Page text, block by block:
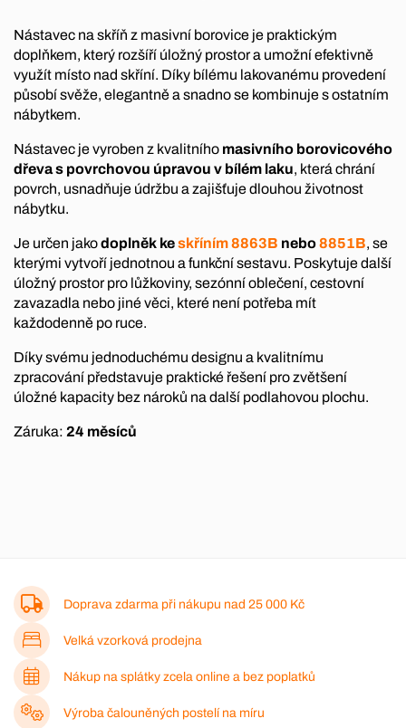
Nástavec na skříň z masivní borovice je praktickým
doplňkem, který rozšíří úložný prostor a umožní efektivně
využít místo nad skříní. Díky bílému lakovanému provedení
působí svěže, elegantně a snadno se kombinuje s ostatním
nábytkem.
Nástavec je vyroben z kvalitního masivního borovicového
dřeva s povrchovou úpravou v bílém laku, která chrání
povrch, usnadňuje údržbu a zajišťuje dlouhou životnost
nábytku.
Je určen jakodoplněk keskříním 8863B nebo8851B, se
kterými vytvoří jednotnou a funkční sestavu. Poskytuje další
úložný prostor pro lůžkoviny, sezónní oblečení, cestovní
zavazadla nebo jiné věci, které není potřeba mít
každodenně po ruce.
Díky svému jednoduchému designu a kvalitnímu
zpracování představuje praktické řešení pro zvětšení
úložné kapacity bez nároků na další podlahovou plochu.
Záruka: 24 měsíců
Doprava zdarma při nákupu nad 25 000 Kč
Velká vzorková prodejna
Nákup na splátky zcela online a bez poplatků
Výroba čalouněných postelí na míru